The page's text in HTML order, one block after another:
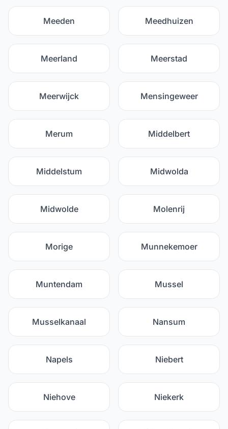
Meeden Meedhuizen
Meerland Meerstad
Meerwijck Mensingeweer
Merum Middelbert
Middelstum Midwolda
Midwolde Molenrij
Morige Munnekemoer
Muntendam Mussel
Musselkanaal Nansum
Napels Niebert
Niehove Niekerk